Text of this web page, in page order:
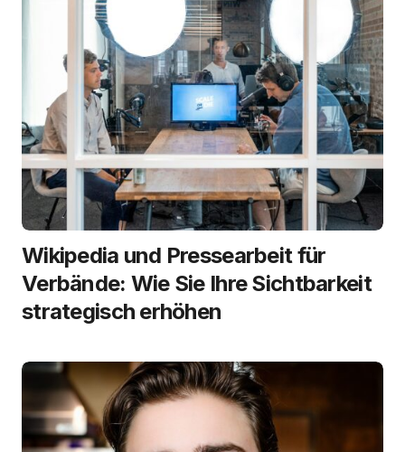
Wikipedia und Pressearbeit für
Verbände: Wie Sie Ihre Sichtbarkeit
strategisch erhöhen